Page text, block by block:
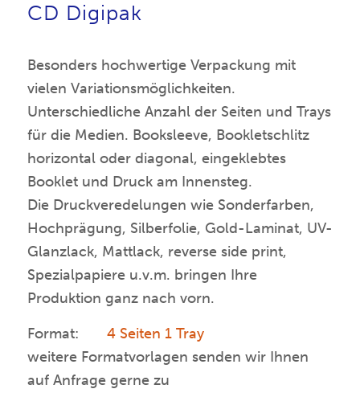
CD Digipak
Besonders hochwertige Verpackung mit
vielen Variationsmöglichkeiten.
Unterschiedliche Anzahl der Seiten und Trays
für die Medien. Booksleeve, Bookletschlitz
horizontal oder diagonal, eingeklebtes
Booklet und Druck am Innensteg.
Die Druckveredelungen wie Sonderfarben,
Hochprägung, Silberfolie, Gold-Laminat, UV-
Glanzlack, Mattlack, reverse side print,
Spezialpapiere u.v.m. bringen Ihre
Produktion ganz nach vorn.
Format:
4 Seiten 1 Tray
weitere Formatvorlagen senden wir Ihnen
auf Anfrage gerne zu